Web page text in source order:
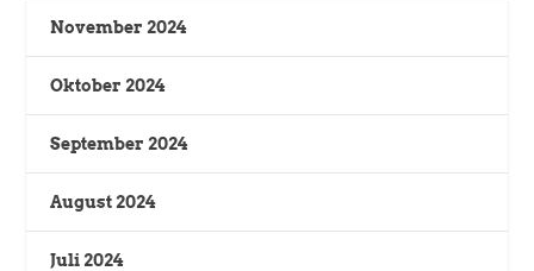
November 2024
Oktober 2024
September 2024
August 2024
Juli 2024